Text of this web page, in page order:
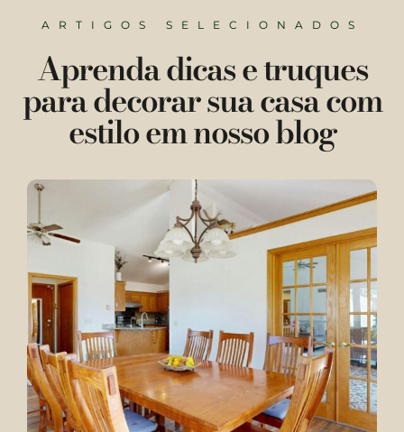
ARTIGOS SELECIONADOS
Aprenda dicas e truques
para decorar sua casa com
estilo em nosso blog